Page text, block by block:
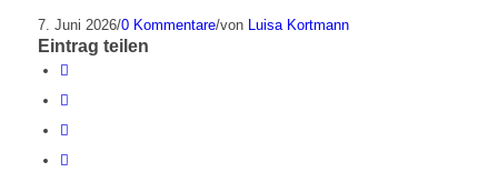
7. Juni 2026/0 Kommentare/von Luisa Kortmann
Eintrag teilen